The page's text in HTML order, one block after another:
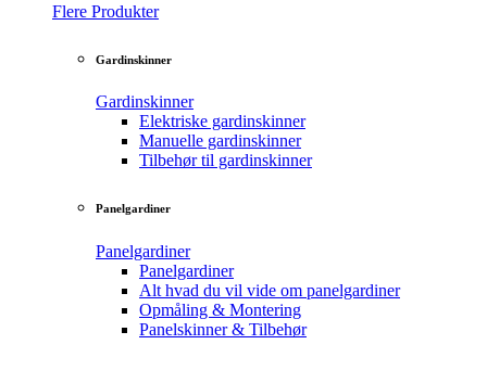
Flere Produkter
Gardinskinner
Gardinskinner
Elektriske gardinskinner
Manuelle gardinskinner
Tilbehør til gardinskinner
Panelgardiner
Panelgardiner
Panelgardiner
Alt hvad du vil vide om panelgardiner
Opmåling & Montering
Panelskinner & Tilbehør